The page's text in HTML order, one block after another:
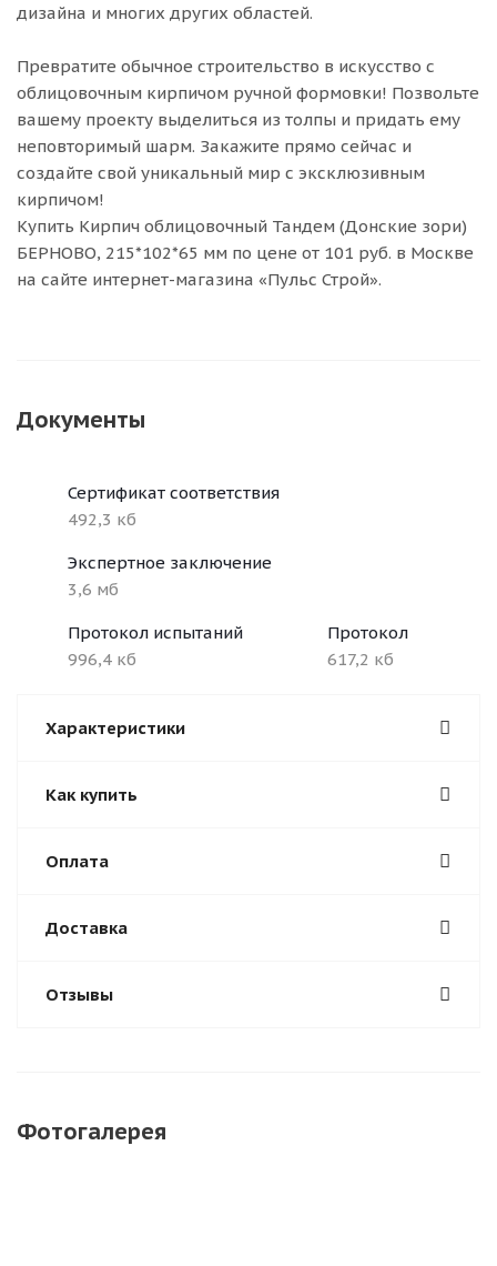
дизайна и многих других областей.
Превратите обычное строительство в искусство с
облицовочным кирпичом ручной формовки! Позвольте
вашему проекту выделиться из толпы и придать ему
неповторимый шарм. Закажите прямо сейчас и
создайте свой уникальный мир с эксклюзивным
кирпичом!
Купить Кирпич облицовочный Тандем (Донские зори)
БЕРНОВО, 215*102*65 мм по цене от 101 руб. в Москве
на сайте интернет-магазина «Пульс Строй».
Документы
Сертификат соответствия
492,3 кб
Экспертное заключение
3,6 мб
Протокол испытаний
996,4 кб
Протокол
617,2 кб
Характеристики
Как купить
Оплата
Доставка
Отзывы
Фотогалерея